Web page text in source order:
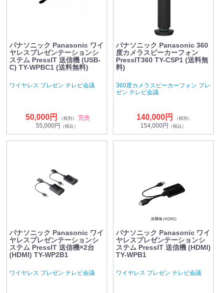
パナソニック Panasonic ワイ
ヤレスプレゼンテーションシ
ステム PressIT 送信機 (USB-
C) TY-WPBC1 (送料無料)
ワイヤレス プレゼン テレビ会議
50,000円 （税別）
完売
55,000円 （税込）
パナソニック Panasonic 360
度カメラスピーカーフォン
PressIT360 TY-CSP1 (送料無
料)
360度カメラスピーカーフォン プレ
ゼン テレビ会議
140,000円 （税別）
154,000円 （税込）
パナソニック Panasonic ワイ
ヤレスプレゼンテーションシ
ステム PressIT 送信機×2台
(HDMI) TY-WP2B1
ワイヤレス プレゼン テレビ会議
パナソニック Panasonic ワイ
ヤレスプレゼンテーションシ
ステム PressIT 送信機 (HDMI)
TY-WPB1
ワイヤレス プレゼン テレビ会議